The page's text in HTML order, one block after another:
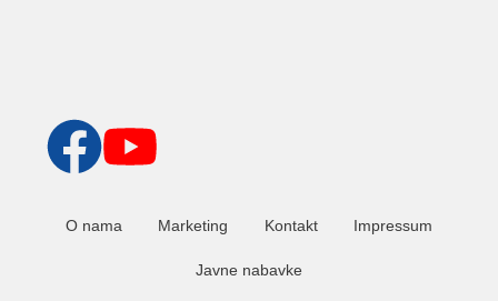
O nama Marketing Kontakt Impressum
Javne nabavke